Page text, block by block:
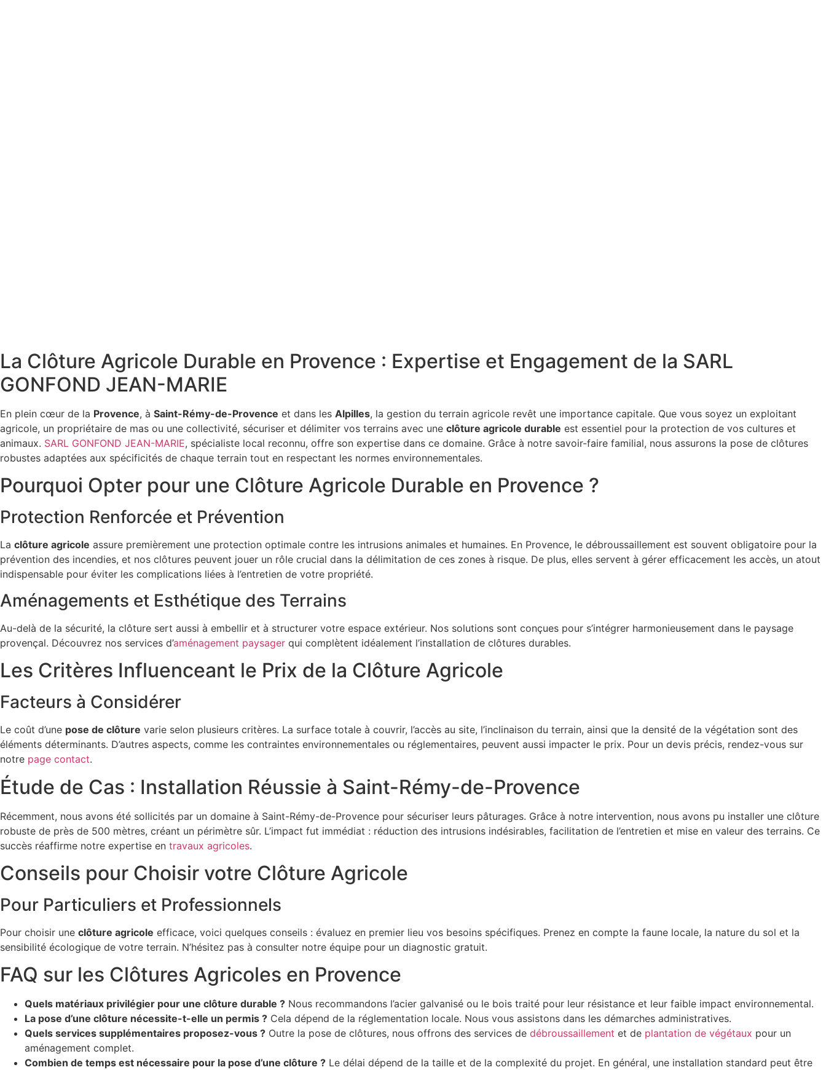
La Clôture Agricole Durable en Provence : Expertise et Engagement de la SARL
GONFOND JEAN-MARIE
En plein cœur de la Provence, à Saint-Rémy-de-Provence et dans les Alpilles, la gestion du terrain agricole revêt une importance capitale. Que vous soyez un exploitant
agricole, un propriétaire de mas ou une collectivité, sécuriser et délimiter vos terrains avec une clôture agricole durable est essentiel pour la protection de vos cultures et
animaux. SARL GONFOND JEAN-MARIE, spécialiste local reconnu, offre son expertise dans ce domaine. Grâce à notre savoir-faire familial, nous assurons la pose de clôtures
robustes adaptées aux spécificités de chaque terrain tout en respectant les normes environnementales.
Pourquoi Opter pour une Clôture Agricole Durable en Provence ?
Protection Renforcée et Prévention
La clôture agricole assure premièrement une protection optimale contre les intrusions animales et humaines. En Provence, le débroussaillement est souvent obligatoire pour la
prévention des incendies, et nos clôtures peuvent jouer un rôle crucial dans la délimitation de ces zones à risque. De plus, elles servent à gérer efficacement les accès, un atout
indispensable pour éviter les complications liées à l’entretien de votre propriété.
Aménagements et Esthétique des Terrains
Au-delà de la sécurité, la clôture sert aussi à embellir et à structurer votre espace extérieur. Nos solutions sont conçues pour s’intégrer harmonieusement dans le paysage
provençal. Découvrez nos services d’aménagement paysager qui complètent idéalement l’installation de clôtures durables.
Les Critères Influenceant le Prix de la Clôture Agricole
Facteurs à Considérer
Le coût d’une pose de clôture varie selon plusieurs critères. La surface totale à couvrir, l’accès au site, l’inclinaison du terrain, ainsi que la densité de la végétation sont des
éléments déterminants. D’autres aspects, comme les contraintes environnementales ou réglementaires, peuvent aussi impacter le prix. Pour un devis précis, rendez-vous sur
notre page contact.
Étude de Cas : Installation Réussie à Saint-Rémy-de-Provence
Récemment, nous avons été sollicités par un domaine à Saint-Rémy-de-Provence pour sécuriser leurs pâturages. Grâce à notre intervention, nous avons pu installer une clôture
robuste de près de 500 mètres, créant un périmètre sûr. L’impact fut immédiat : réduction des intrusions indésirables, facilitation de l’entretien et mise en valeur des terrains. Ce
succès réaffirme notre expertise en travaux agricoles.
Conseils pour Choisir votre Clôture Agricole
Pour Particuliers et Professionnels
Pour choisir une clôture agricole efficace, voici quelques conseils : évaluez en premier lieu vos besoins spécifiques. Prenez en compte la faune locale, la nature du sol et la
sensibilité écologique de votre terrain. N’hésitez pas à consulter notre équipe pour un diagnostic gratuit.
FAQ sur les Clôtures Agricoles en Provence
Quels matériaux privilégier pour une clôture durable ? Nous recommandons l’acier galvanisé ou le bois traité pour leur résistance et leur faible impact environnemental.
La pose d’une clôture nécessite-t-elle un permis ? Cela dépend de la réglementation locale. Nous vous assistons dans les démarches administratives.
Quels services supplémentaires proposez-vous ? Outre la pose de clôtures, nous offrons des services de débroussaillement et de plantation de végétaux pour un
aménagement complet.
Combien de temps est nécessaire pour la pose d’une clôture ? Le délai dépend de la taille et de la complexité du projet. En général, une installation standard peut être